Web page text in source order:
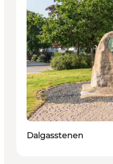
Dalgasstenen